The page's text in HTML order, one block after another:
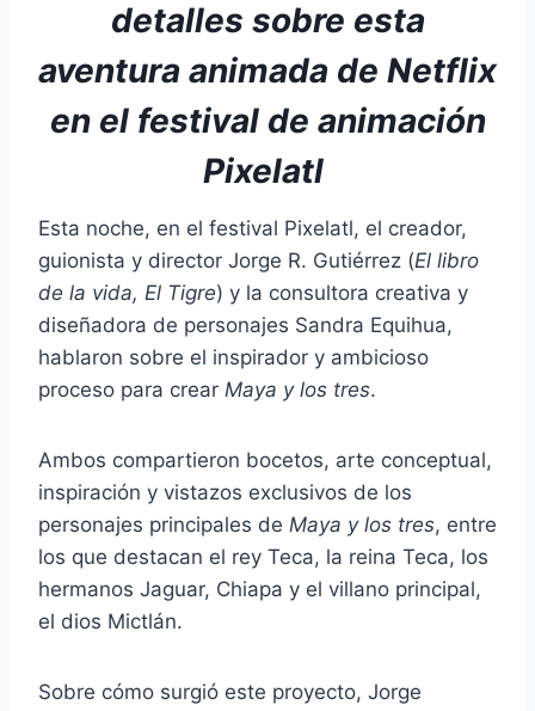
detalles sobre esta
aventura animada de Netflix
en el festival de animación
Pixelatl
Esta noche, en el festival Pixelatl, el creador,
guionista y director Jorge R. Gutiérrez (El libro
de la vida, El Tigre) y la consultora creativa y
diseñadora de personajes Sandra Equihua,
hablaron sobre el inspirador y ambicioso
proceso para crear Maya y los tres.
Ambos compartieron bocetos, arte conceptual,
inspiración y vistazos exclusivos de los
personajes principales de Maya y los tres, entre
los que destacan el rey Teca, la reina Teca, los
hermanos Jaguar, Chiapa y el villano principal,
el dios Mictlán.
Sobre cómo surgió este proyecto, Jorge